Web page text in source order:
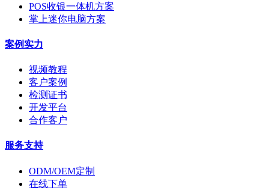
POS收银一体机方案
掌上迷你电脑方案
案例实力
视频教程
客户案例
检测证书
开发平台
合作客户
服务支持
ODM/OEM定制
在线下单